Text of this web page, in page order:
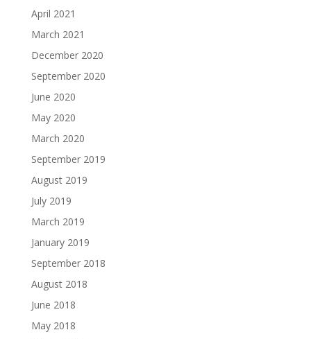
April 2021
March 2021
December 2020
September 2020
June 2020
May 2020
March 2020
September 2019
August 2019
July 2019
March 2019
January 2019
September 2018
August 2018
June 2018
May 2018